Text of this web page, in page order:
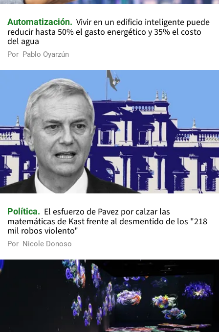
Automatización
Vivir en un edificio inteligente puede
reducir hasta 50% el gasto energético y 35% el costo
del agua
Por Pablo Oyarzún
Política
El esfuerzo de Pavez por calzar las
matemáticas de Kast frente al desmentido de los "218
mil robos violento"
Por Nicole Donoso